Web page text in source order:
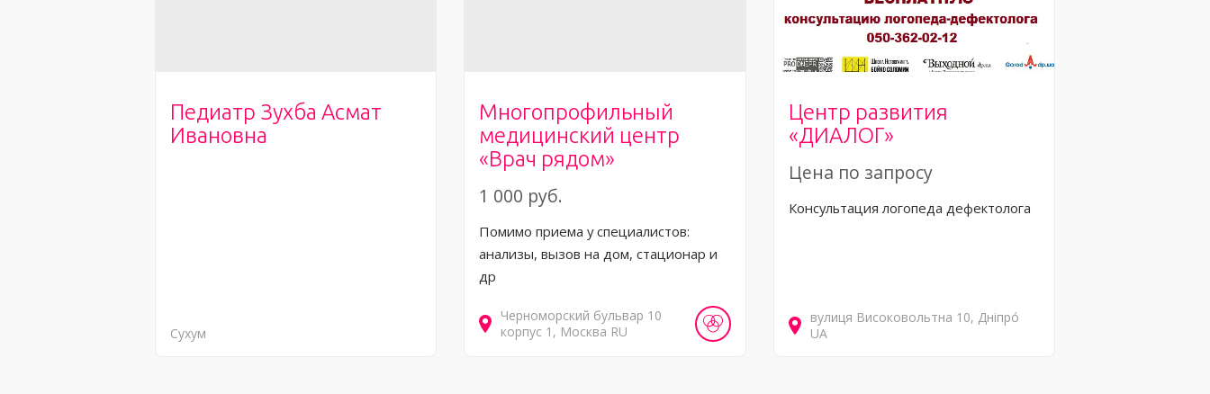
Педиатр Зухба Асмат
Ивановна
Сухум
Многопрофильный
медицинский центр
«Врач рядом»
1 000 руб.
Помимо приема у специалистов:
анализы, вызов на дом, стационар и
др
Черноморский бульвар 10
корпус 1
Москва RU
Центр развития
«ДИАЛОГ»
Цена по запросу
Консультация логопеда дефектолога
вулиця Високовольтна 10 Дніпро́
UA